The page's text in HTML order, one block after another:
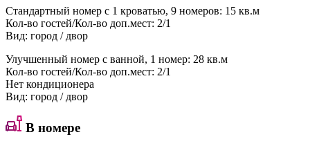
Стандартный номер с 1 кроватью, 9 номеров: 15 кв.м
Кол-во гостей/Кол-во доп.мест: 2/1
Вид: город / двор
Улучшенный номер с ванной, 1 номер: 28 кв.м
Кол-во гостей/Кол-во доп.мест: 2/1
Нет кондиционера
Вид: город / двор
В номере